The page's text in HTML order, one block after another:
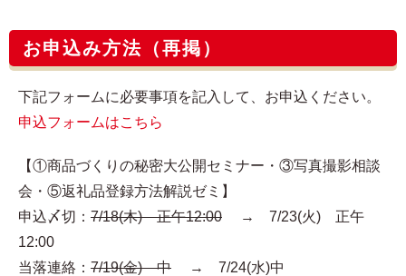
お申込み方法（再掲）
下記フォームに必要事項を記入して、お申込ください。
申込フォームはこちら
【①商品づくりの秘密大公開セミナー・③写真撮影相談
会・⑤返礼品登録方法解説ゼミ】
申込〆切： 7/18(木) 正午12:00 → 7/23(火) 正午
12:00
当落連絡： 7/19(金) 中 → 7/24(水)中